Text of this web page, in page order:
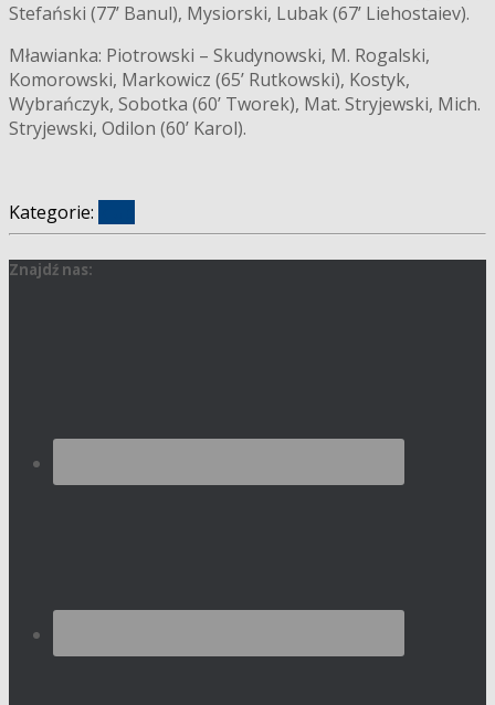
Stefański (77’ Banul), Mysiorski, Lubak (67’ Liehostaiev).
Mławianka: Piotrowski – Skudynowski, M. Rogalski,
Komorowski, Markowicz (65’ Rutkowski), Kostyk,
Wybrańczyk, Sobotka (60’ Tworek), Mat. Stryjewski, Mich.
Stryjewski, Odilon (60’ Karol).
Kategorie:
Znajdź nas: